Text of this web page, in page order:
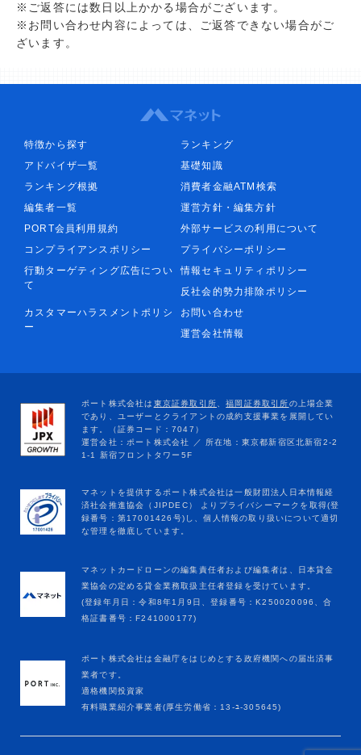
※ご返答には数日以上かかる場合がございます。
※お問い合わせ内容によっては、ご返答できない場合がご
ざいます。
特徴から探す
ランキング
アドバイザ一覧
基礎知識
ランキング根拠
消費者金融ATM検索
編集者一覧
運営方針・編集方針
PORT会員利用規約
外部サービスの利用について
コンプライアンスポリシー
プライバシーポリシー
行動ターゲティング広告につい
て
情報セキュリティポリシー
反社会的勢力排除ポリシー
カスタマーハラスメントポリシ
ー
お問い合わせ
運営会社情報
マネットカードローンの編集責任者および編集者は、日本貸金
業協会の定める貸金業務取扱主任者登録を受けています。
(登録年月日：令和8年1月9日、登録番号：K250020096、合
格証書番号：F241000177)
ポート株式会社は金融庁をはじめとする政府機関への届出済事
業者です。
適格機関投資家
有料職業紹介事業者(厚生労働省：13-ﾕ-305645)